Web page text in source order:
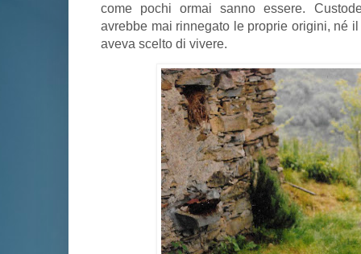
come pochi ormai sanno essere.
avrebbe mai rinnegato le proprie origini, né
aveva scelto di vivere.